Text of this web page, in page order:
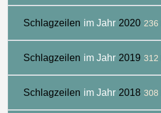
Schlagzeilen im Jahr 2020 236
Schlagzeilen im Jahr 2019 312
Schlagzeilen im Jahr 2018 308